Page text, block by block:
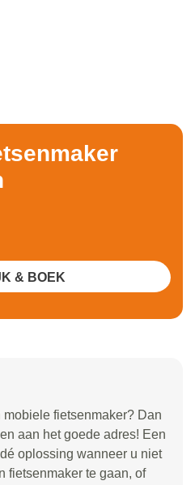
fietsenmaker? Dan
aan het goede adres! Een
oplossing wanneer u niet
fietsenmaker te gaan, of
& BOEK